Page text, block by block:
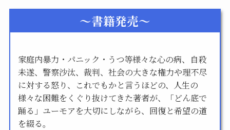
～書籍発売～
家庭内暴力・パニック・うつ等様々な心の病、自殺
未遂、警察沙汰、裁判、社会の大きな権力や理不尽
に対する怒り、これでもかと言うほどの、人生の
様々な困難をくぐり抜けてきた著者が、「どん底で
踊る」ユーモアを大切にしながら、回復と希望の道
を綴る。